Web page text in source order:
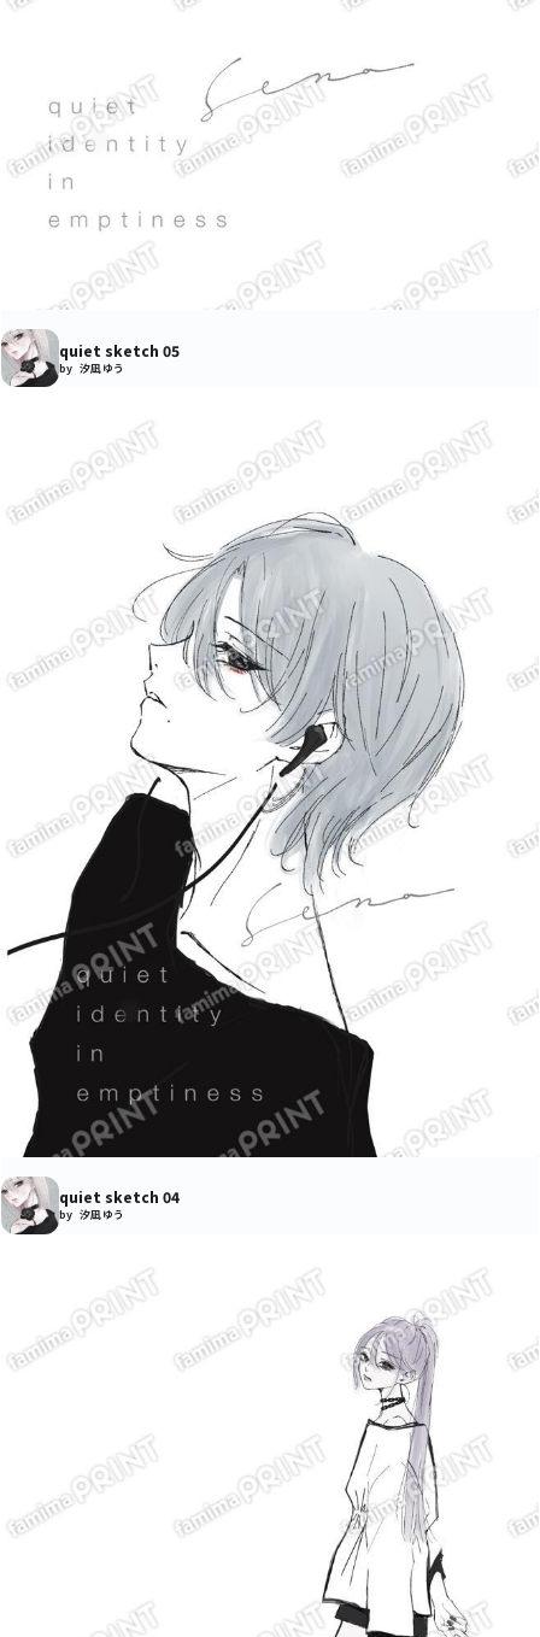
quiet sketch 05
by 汐凪 ゆう
quiet sketch 04
by 汐凪 ゆう